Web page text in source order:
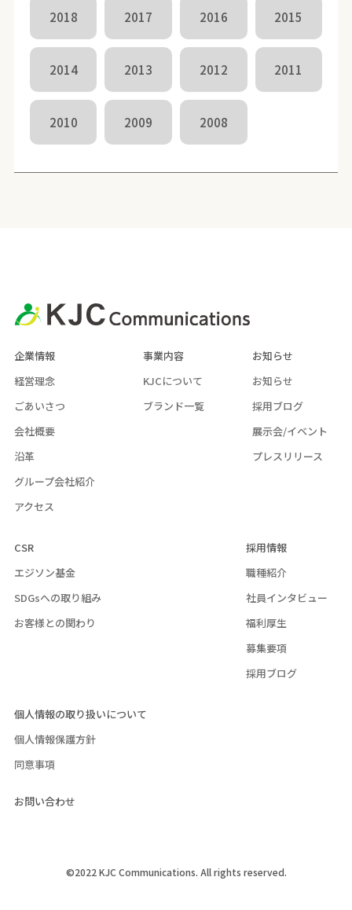
2018 2017 2016 2015
2014 2013 2012 2011
2010 2009 2008
企業情報
経営理念
ごあいさつ
会社概要
沿革
グループ会社紹介
アクセス
事業内容
KJCについて
ブランド一覧
お知らせ
お知らせ
採用ブログ
展示会/イベント
プレスリリース
CSR
エジソン基金
SDGsへの取り組み
お客様との関わり
採用情報
職種紹介
社員インタビュー
福利厚生
募集要項
採用ブログ
個人情報の取り扱いについて
個人情報保護方針
同意事項
お問い合わせ
©2022 KJC Communications. All rights reserved.